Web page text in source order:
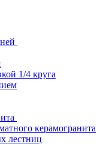
1/4 круга
керамогранита
лестниц